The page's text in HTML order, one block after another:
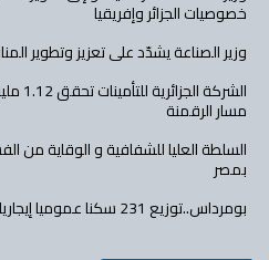
خصوصيات الجزائر وإفريقيا
وزير الصناعة يشدّد على تعزيز وتطوير
مسار الرقمنة
السلطة العليا للشفافية و الوقاية من
بمصر
بومرداس..توزيع 231 سكنا عموميا إيجاريا